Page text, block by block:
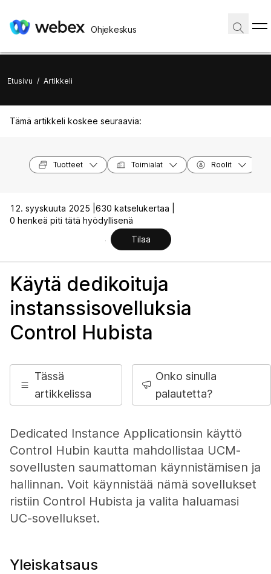
Ohjekeskus
Etusivu / Artikkeli
Tämä artikkeli koskee seuraavia:
Tuotteet Toimialat Roolit
12. syyskuuta 2025 | 630 katselukertaa |
0 henkeä piti tätä hyödyllisenä
Tilaa
Käytä dedikoituja
instanssisovelluksia
Control Hubista
Tässä
artikkelissa
Onko sinulla
palautetta?
Dedicated Instance Applicationsin käyttö
Control Hubin kautta mahdollistaa UCM-
sovellusten saumattoman käynnistämisen ja
hallinnan. Voit käynnistää nämä sovellukset
ristiin Control Hubista ja valita haluamasi
UC-sovellukset.
Yleiskatsaus